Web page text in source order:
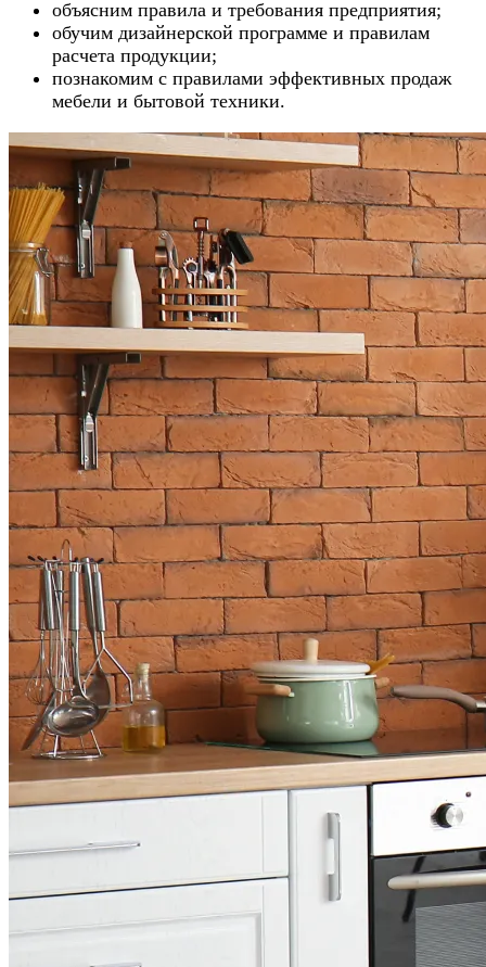
объясним правила и требования предприятия;
обучим дизайнерской программе и правилам
расчета продукции;
познакомим с правилами эффективных продаж
мебели и бытовой техники.